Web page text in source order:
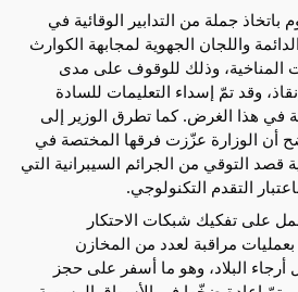
باتخاذ جملة من التدابير الوقائية في
واللجان الجهوية لمجابهة الكوارث
المناخية، وذلك للوقوف على مدى
وقد تمّ إسداء التعليمات للسادة
في هذا الغرض. كما تطرق الوزير إلى
أن الوزارة عزّزت فرقها المختصة في
قصد التوقي من الجرائم السيبرانية التي
التقدم التكنولوجي.
على تفكيك شبكات الاحتكار
مراقبة لعدد من المخازن
البلاد، وهو ما أسفر على حجز